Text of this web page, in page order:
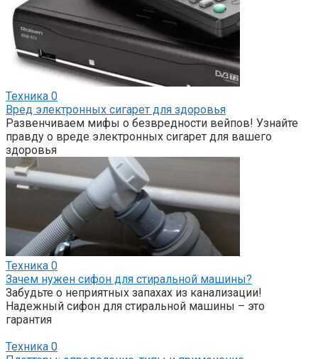
Техника 0
Вред электронных сигарет для здоровья
Развенчиваем мифы о безвредности вейпов! Узнайте
правду о вреде электронных сигарет для вашего
здоровья
Техника 0
Зачем нужен сифон для стиральной машины?
Забудьте о неприятных запахах из канализации!
Надежный сифон для стиральной машины – это
гарантия
Техника 0